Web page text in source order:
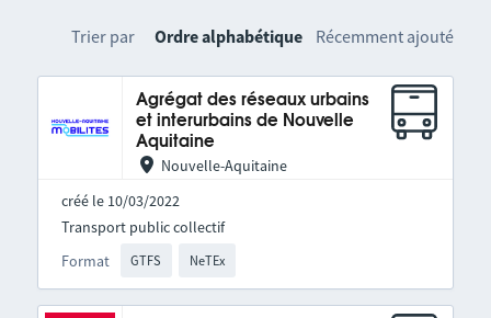
Trier par Ordre alphabétique Récemment ajouté
Agrégat des réseaux urbains
et interurbains de Nouvelle
Aquitaine
Nouvelle-Aquitaine
créé le 10/03/2022
Format GTFS NeTEx
Transport public collectif